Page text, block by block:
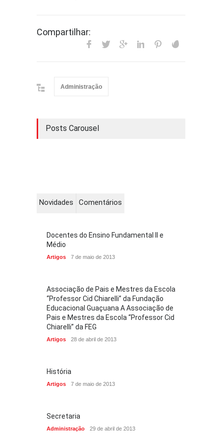
Compartilhar:
Administração
Posts Carousel
Novidades Comentários
Docentes do Ensino Fundamental II e
Médio
Artigos 7 de maio de 2013
Associação de Pais e Mestres da Escola
“Professor Cid Chiarelli” da Fundação
Educacional Guaçuana A Associação de
Pais e Mestres da Escola “Professor Cid
Chiarelli” da FEG
Artigos 28 de abril de 2013
História
Artigos 7 de maio de 2013
Secretaria
Administração 29 de abril de 2013